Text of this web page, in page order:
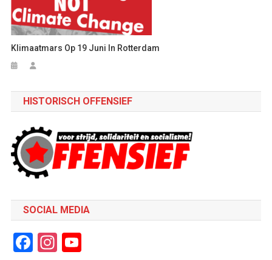
Klimaatmars Op 19 Juni In Rotterdam
HISTORISCH OFFENSIEF
SOCIAL MEDIA
Facebook
Instagram
YouTube